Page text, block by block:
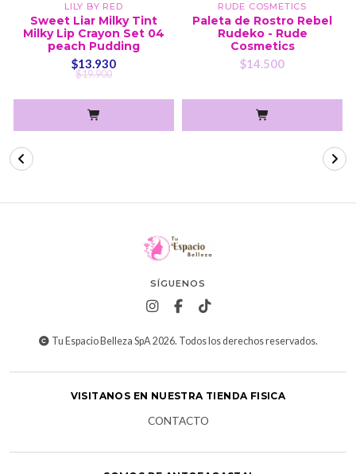
LILY BY RED
Sweet Liar Milky Tint
Milky Lip Crayon Set 04
peach Pudding
$13.930
$19.900
RUDE COSMETICS
Paleta de Rostro Rebel
Rudeko - Rude
Cosmetics
$14.500
SÍGUENOS
Tu Espacio Belleza SpA 2026. Todos los derechos reservados.
VISITANOS EN NUESTRA TIENDA FISICA
CONTACTO